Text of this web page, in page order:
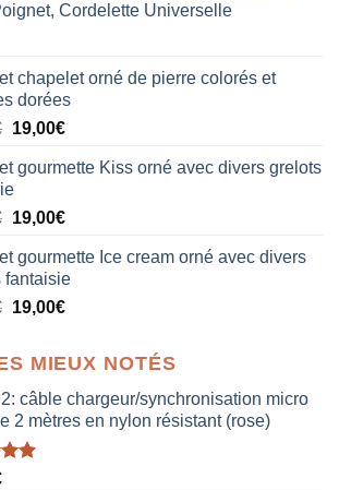
Cordelette Universelle
chapelet orné de pierre colorés et
dorées
Le
initial
était :
38,00€.
19,00€Le
actuel
19,00€.
gourmette Kiss orné avec divers grelots
Le
initial
était :
38,00€.
19,00€Le
actuel
est :
19,00€.
gourmette Ice cream orné avec divers
fantaisie
Le
était :
38,00€.
19,00€Le
est :
19,00€.
MIEUX NOTÉS
2: câble chargeur/synchronisation micro
2 mètres en nylon résistant (rose)